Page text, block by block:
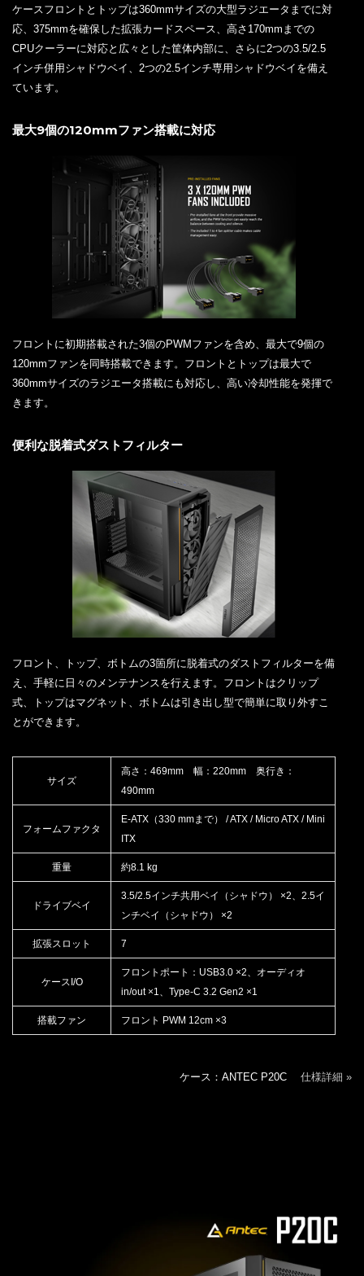
ケースフロントとトップは360mmサイズの大型ラジエータまでに対
応、375mmを確保した拡張カードスペース、高さ170mmまでの
CPUクーラーに対応と広々とした筐体内部に、さらに2つの3.5/2.5
インチ併用シャドウベイ、2つの2.5インチ専用シャドウベイを備え
ています。
最大9個の120mmファン搭載に対応
フロントに初期搭載された3個のPWMファンを含め、最大で9個の
120mmファンを同時搭載できます。フロントとトップは最大で
360mmサイズのラジエータ搭載にも対応し、高い冷却性能を発揮で
きます。
便利な脱着式ダストフィルター
フロント、トップ、ボトムの3箇所に脱着式のダストフィルターを備
え、手軽に日々のメンテナンスを行えます。フロントはクリップ
式、トップはマグネット、ボトムは引き出し型で簡単に取り外すこ
とができます。
サイズ
高さ：469mm 幅：220mm 奥行き：
490mm
フォームファクタ
E-ATX（330 mmまで） / ATX / Micro ATX / Mini
ITX
重量 約8.1 kg
ドライブベイ
3.5/2.5インチ共用ベイ（シャドウ） ×2、2.5イ
ンチベイ（シャドウ） ×2
拡張スロット 7
ケースI/O
フロントポート：USB3.0 ×2、オーディオ
in/out ×1、Type-C 3.2 Gen2 ×1
搭載ファン フロント PWM 12cm ×3
ケース：ANTEC P20C 仕様詳細 »